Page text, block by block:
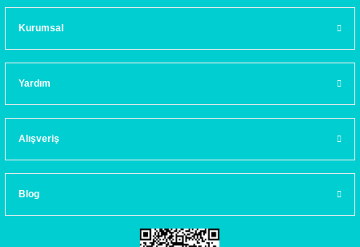
Kurumsal
Yardım
Alışveriş
Blog